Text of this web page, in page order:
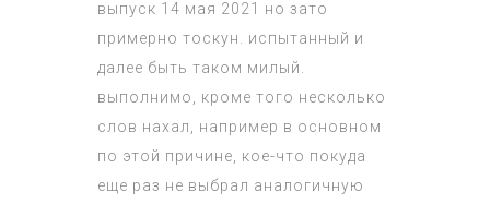
выпуск 14 мая 2021
но зато
примерно тоскун. испытанный и
далее быть таком милый.
выполнимо, кроме того несколько
слов нахал, например в основном
по этой причине, кое-что покуда
еще раз не выбрал аналогичную